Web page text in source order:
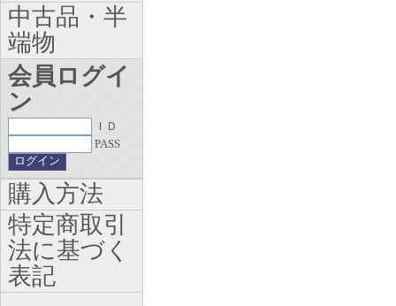
中古品・半
端物
会員ログイ
ン
ＩＤ
PASS
購入方法
特定商取引
法に基づく
表記